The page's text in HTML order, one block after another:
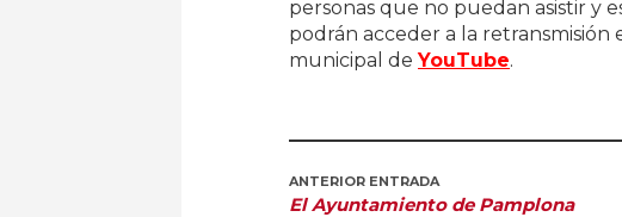
personas que no puedan asistir y
podrán acceder a la
municipal deYouTube.
ANTERIOR ENTRADA
El Ayuntamiento de Pamplona